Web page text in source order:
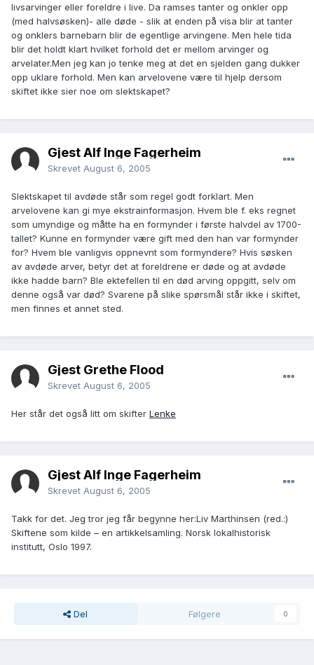
livsarvinger eller foreldre i live. Da ramses tanter og onkler opp
(med halvsøsken)- alle døde - slik at enden på visa blir at tanter
og onklers barnebarn blir de egentlige arvingene. Men hele tida
blir det holdt klart hvilket forhold det er mellom arvinger og
arvelater.Men jeg kan jo tenke meg at det en sjelden gang dukker
opp uklare forhold. Men kan arvelovene være til hjelp dersom
skiftet ikke sier noe om slektskapet?
Gjest Alf Inge Fagerheim
Skrevet August 6, 2005
Slektskapet til avdøde står som regel godt forklart. Men
arvelovene kan gi mye ekstrainformasjon. Hvem ble f. eks regnet
som umyndige og måtte ha en formynder i første halvdel av 1700-
tallet? Kunne en formynder være gift med den han var formynder
for? Hvem ble vanligvis oppnevnt som formyndere? Hvis søsken
av avdøde arver, betyr det at foreldrene er døde og at avdøde
ikke hadde barn? Ble ektefellen til en død arving oppgitt, selv om
denne også var død? Svarene på slike spørsmål står ikke i skiftet,
men finnes et annet sted.
Gjest Grethe Flood
Skrevet August 6, 2005
Her står det også litt om skifter Lenke
Gjest Alf Inge Fagerheim
Skrevet August 6, 2005
Takk for det. Jeg tror jeg får begynne her:Liv Marthinsen (red.:)
Skiftene som kilde – en artikkelsamling. Norsk lokalhistorisk
institutt, Oslo 1997.
Del Følgere 0